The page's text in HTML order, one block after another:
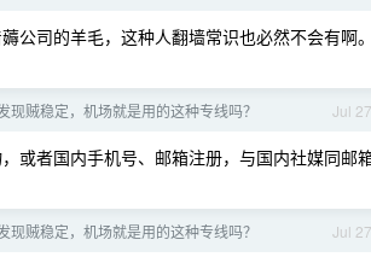
公司的羊毛，这种人翻墙常识也必然不会有啊。
Jul 27
贼稳定，机场就是用的这种专线吗？
或者国内手机号、邮箱注册，与国内社媒同邮
Jul 27
贼稳定，机场就是用的这种专线吗？